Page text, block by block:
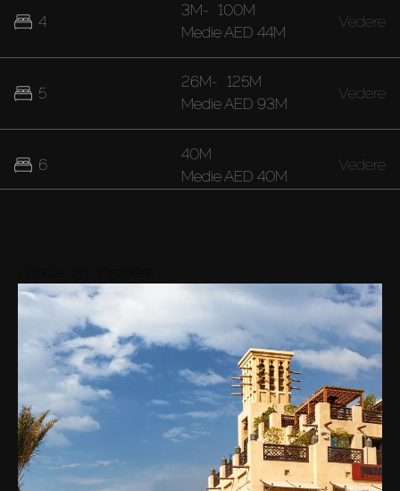
4
5
6
3M- 100M
MedieAED 44M
Vedere
26M- 125M
MedieAED 93M
Vedere
40M
MedieAED 40M
Vedere